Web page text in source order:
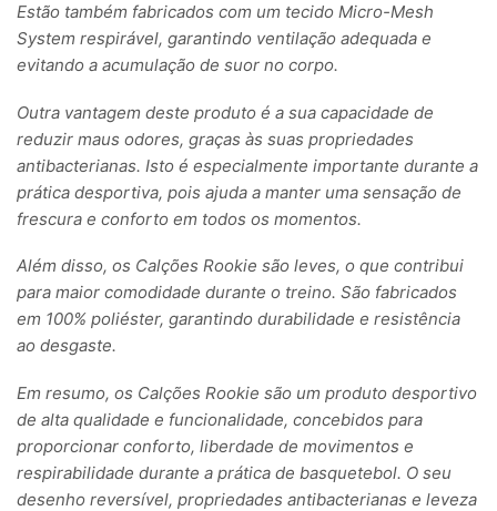
Estão também fabricados com um tecido Micro-Mesh
System respirável, garantindo ventilação adequada e
evitando a acumulação de suor no corpo.
Outra vantagem deste produto é a sua capacidade de
reduzir maus odores, graças às suas propriedades
antibacterianas. Isto é especialmente importante durante a
prática desportiva, pois ajuda a manter uma sensação de
frescura e conforto em todos os momentos.
Além disso, os Calções Rookie são leves, o que contribui
para maior comodidade durante o treino. São fabricados
em 100% poliéster, garantindo durabilidade e resistência
ao desgaste.
Em resumo, os Calções Rookie são um produto desportivo
de alta qualidade e funcionalidade, concebidos para
proporcionar conforto, liberdade de movimentos e
respirabilidade durante a prática de basquetebol. O seu
desenho reversível, propriedades antibacterianas e leveza